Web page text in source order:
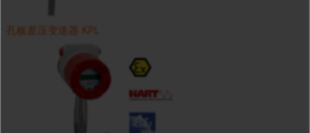
孔板差压变送器 KPL